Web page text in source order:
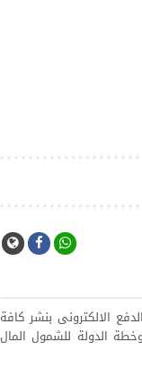
الالكترونى بنشر كافة
الدولة للشمول المال